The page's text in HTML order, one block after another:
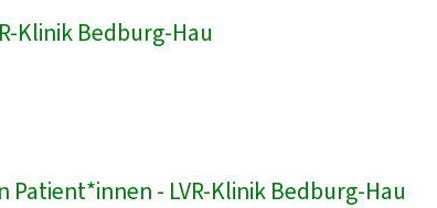
Klinik Bedburg-Hau
- LVR-Klinik Bedburg-Hau